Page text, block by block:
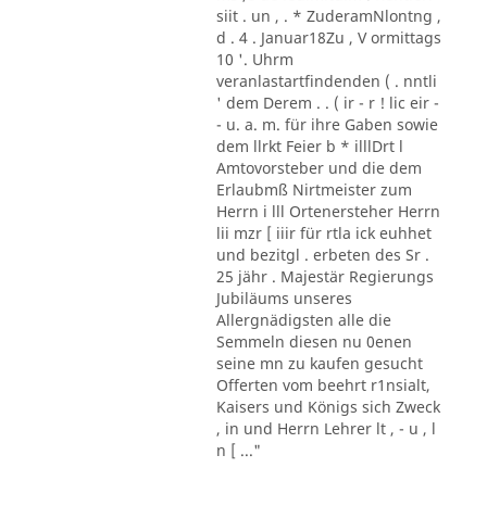
siit . un , . * ZuderamNlontng ,
d . 4 . Januar18Zu , V ormittags
10 '. Uhrm
veranlastartfindenden ( . nntli
' dem Derem . . ( ir - r ! lic eir -
- u. a. m. für ihre Gaben sowie
dem llrkt Feier b * illlDrt l
Amtovorsteber und die dem
Erlaubmß Nirtmeister zum
Herrn i lll Ortenersteher Herrn
lii mzr [ iiir für rtla ick euhhet
und bezitgl . erbeten des Sr .
25 jähr . Majestär Regierungs
Jubiläums unseres
Allergnädigsten alle die
Semmeln diesen nu 0enen
seine mn zu kaufen gesucht
Offerten vom beehrt r1nsialt,
Kaisers und Königs sich Zweck
, in und Herrn Lehrer lt , - u , l
n [ ..."